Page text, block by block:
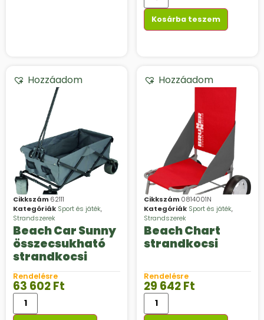
Kosárba teszem
Hozzáadom
Cikkszám 62111
Kategóriák Sport és játék,
Strandszerek
Beach Car Sunny
összecsukható
strandkocsi
Rendelésre
63 602Ft
Hozzáadom
Cikkszám 0814001N
Kategóriák Sport és játék,
Strandszerek
Beach Chart
strandkocsi
Rendelésre
29 642Ft